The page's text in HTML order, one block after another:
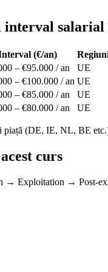
salarial
(€/an)
– €95.000 / an
UE
– €100.000 / an UE
– €85.000 / an
UE
– €80.000 / an UE
piață (DE, IE, NL, BE
curs
→ Exploitation → Post-